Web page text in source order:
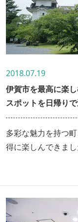
2018.07.19
伊賀市を最高に楽
スポットを日帰り
多彩な魅力を持つ
得に楽しんできま